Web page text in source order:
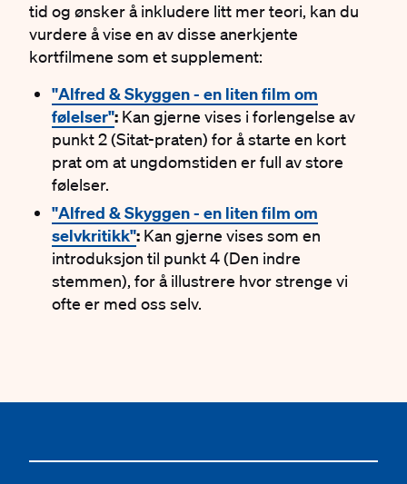
tid og ønsker å inkludere litt mer teori, kan du
vurdere å vise en av disse anerkjente
kortfilmene som et supplement:
"Alfred & Skyggen - en liten film om
følelser":Kan gjerne vises i forlengelse av
punkt 2 (Sitat-praten) for å starte en kort
prat om at ungdomstiden er full av store
følelser.
"Alfred & Skyggen - en liten film om
selvkritikk":Kan gjerne vises som en
introduksjon til punkt 4 (Den indre
stemmen), for å illustrere hvor strenge vi
ofte er med oss selv.